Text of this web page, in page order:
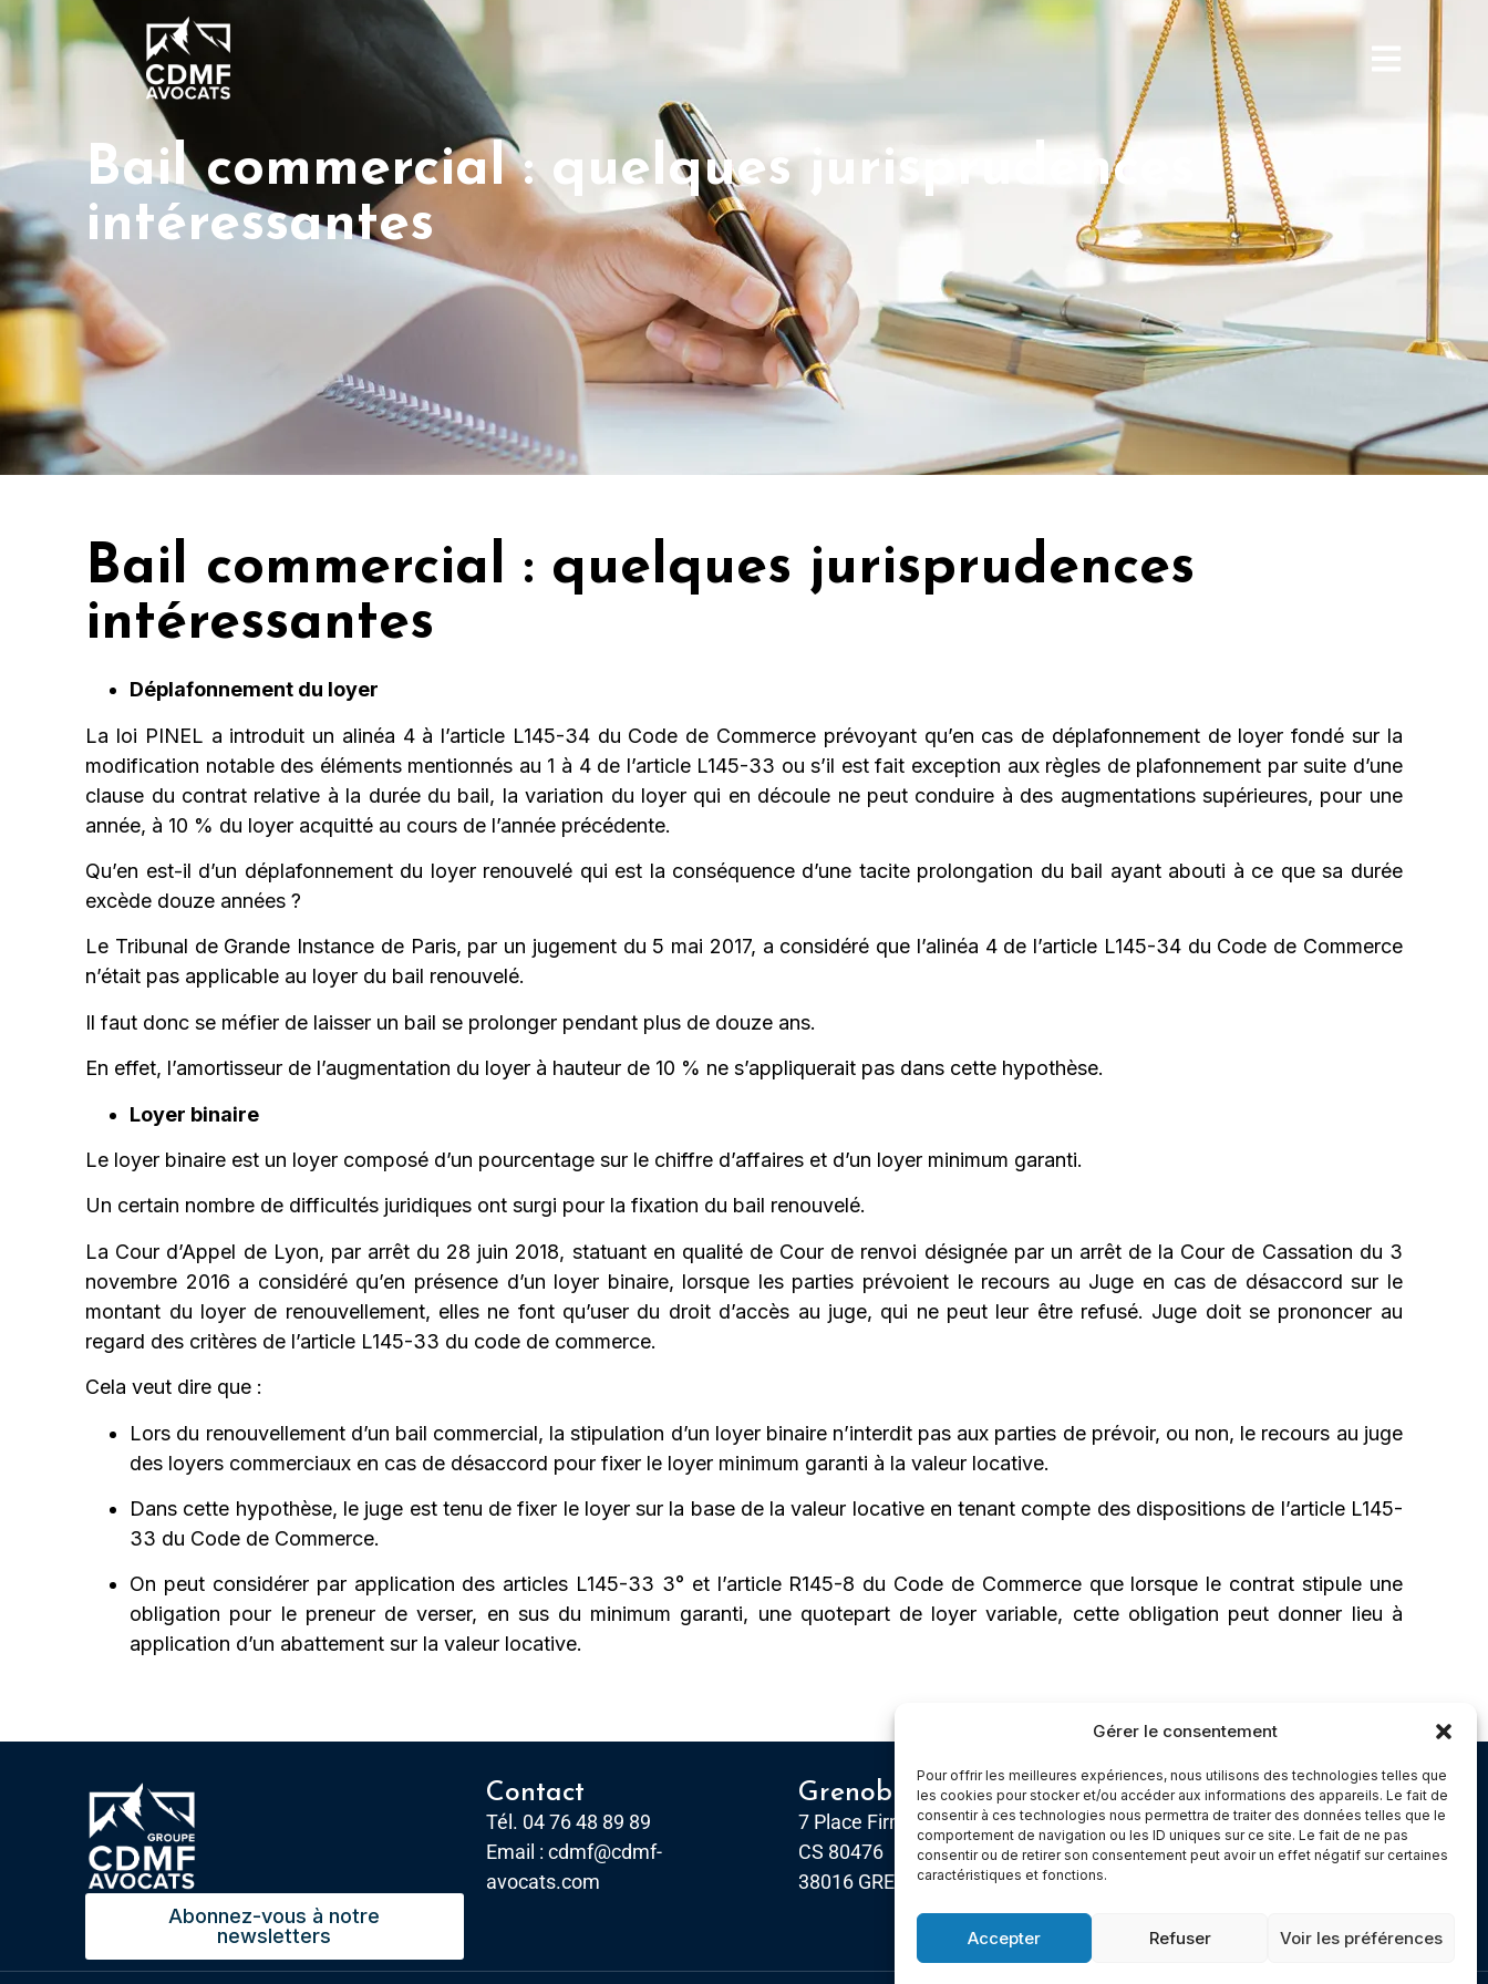
Gérer le consentement
Pour offrir les meilleures expériences, nous utilisons des technologies telles que
les cookies pour stocker et/ou accéder aux informations des appareils. Le fait de
consentir à ces technologies nous permettra de traiter des données telles que le
comportement de navigation ou les ID uniques sur ce site. Le fait de ne pas
consentir ou de retirer son consentement peut avoir un effet négatif sur certaines
caractéristiques et fonctions.
Accepter Refuser Voir les préférences
Bail commercial : quelques jurisprudences
intéressantes
Bail commercial : quelques jurisprudences
intéressantes
Déplafonnement du loyer
La loi PINEL a introduit un alinéa 4 à l’article L145-34 du Code de Commerce prévoyant qu’en cas de déplafonnement de loyer fondé sur la
modification notable des éléments mentionnés au 1 à 4 de l’article L145-33 ou s’il est fait exception aux règles de plafonnement par suite d’une
clause du contrat relative à la durée du bail, la variation du loyer qui en découle ne peut conduire à des augmentations supérieures, pour une
année, à 10 % du loyer acquitté au cours de l’année précédente.
Qu’en est-il d’un déplafonnement du loyer renouvelé qui est la conséquence d’une tacite prolongation du bail ayant abouti à ce que sa durée
excède douze années ?
Le Tribunal de Grande Instance de Paris, par un jugement du 5 mai 2017, a considéré que l’alinéa 4 de l’article L145-34 du Code de Commerce
n’était pas applicable au loyer du bail renouvelé.
Il faut donc se méfier de laisser un bail se prolonger pendant plus de douze ans.
En effet, l’amortisseur de l’augmentation du loyer à hauteur de 10 % ne s’appliquerait pas dans cette hypothèse.
Loyer binaire
Le loyer binaire est un loyer composé d’un pourcentage sur le chiffre d’affaires et d’un loyer minimum garanti.
Un certain nombre de difficultés juridiques ont surgi pour la fixation du bail renouvelé.
La Cour d’Appel de Lyon, par arrêt du 28 juin 2018, statuant en qualité de Cour de renvoi désignée par un arrêt de la Cour de Cassation du 3
novembre 2016 a considéré qu’en présence d’un loyer binaire, lorsque les parties prévoient le recours au Juge en cas de désaccord sur le
montant du loyer de renouvellement, elles ne font qu’user du droit d’accès au juge, qui ne peut leur être refusé. Juge doit se prononcer au
regard des critères de l’article L145-33 du code de commerce.
Cela veut dire que :
Lors du renouvellement d’un bail commercial, la stipulation d’un loyer binaire n’interdit pas aux parties de prévoir, ou non, le recours au juge
des loyers commerciaux en cas de désaccord pour fixer le loyer minimum garanti à la valeur locative.
Dans cette hypothèse, le juge est tenu de fixer le loyer sur la base de la valeur locative en tenant compte des dispositions de l’article L145-
33 du Code de Commerce.
On peut considérer par application des articles L145-33 3° et l’article R145-8 du Code de Commerce que lorsque le contrat stipule une
obligation pour le preneur de verser, en sus du minimum garanti, une quotepart de loyer variable, cette obligation peut donner lieu à
application d’un abattement sur la valeur locative.
Abonnez-vous à notre
newsletters
Contact
Tél. 04 76 48 89 89
Email : cdmf@cdmf-
avocats.com
Grenoble
7 Place Firmin Gautier
CS 80476
38016 GRENOBLE, Cedex 1
Chambery
Immeuble le Paris
5 rue Claude Martin